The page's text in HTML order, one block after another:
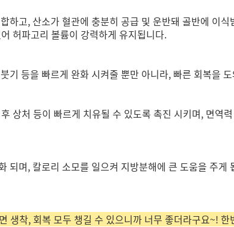
하고, 산소가 혈관에 충분히 공급 및 운반돼 골반에 이
허파고리 볼륨이 강력하게 유지됩니다.
기 등을 빠르게 완화 시켜줄 뿐만 아니라, 빠른 회복을
상처 등이 빠르게 치유될 수 있도록 촉진 시키며, 면역
되며, 칼로리 소모를 일으켜 지방분해에 큰 도움을 주
생착, 회복 모두 챙길 수 있으니까 너무 좋더라구요~!